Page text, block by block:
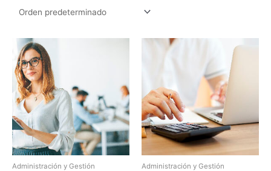
Administración y Gestión Administración y Gestión